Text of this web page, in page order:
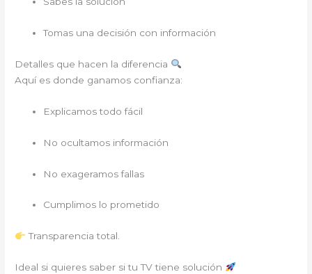
Tomas una decisión con información
Detalles que hacen la diferencia
Aquí es donde ganamos confianza:
Explicamos todo fácil
No ocultamos información
No exageramos fallas
Cumplimos lo prometido
Transparencia total.
Ideal si quieres saber si tu TV tiene solución